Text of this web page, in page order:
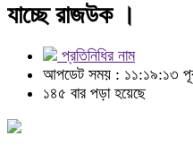
যাচ্ছে রাজউক ।
প্রতিনিধির নাম
আপডেট সময় : ১১:১৯:১৩
১৪৫ বার পড়া হয়েছে